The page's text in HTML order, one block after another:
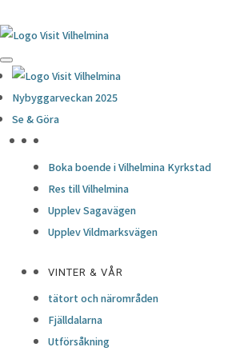
Nybyggarveckan 2025
Se & Göra
Boka boende i Vilhelmina Kyrkstad
Res till Vilhelmina
Upplev Sagavägen
Upplev Vildmarksvägen
VINTER & VÅR
tätort och närområden
Fjälldalarna
Utförsåkning